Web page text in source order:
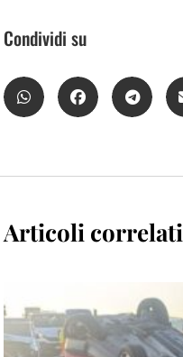
Condividi su
Articoli correlati